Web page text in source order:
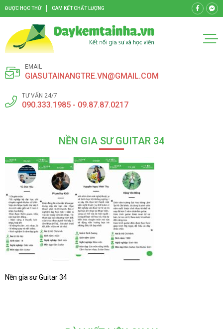
ĐƯỢC HỌC THỬ CAM KẾT CHẤT LƯỢNG
EMAIL
GIASUTAINANGTRE.VN@GMAIL.COM
TƯ VẤN 24/7
090.333.1985 - 09.87.87.0217
NỀN GIA SƯ GUITAR 34
Nền gia sư Guitar 34